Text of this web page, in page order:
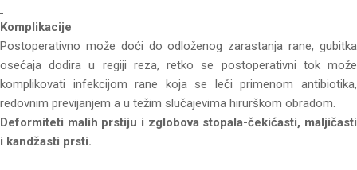
Komplikacije
Postoperativno može doći do odloženog zarastanja rane, gubitka
osećaja dodira u regiji reza, retko se postoperativni tok može
komplikovati infekcijom rane koja se leči primenom antibiotika,
redovnim previjanjem a u težim slučajevima hirurškom obradom.
Deformiteti malih prstiju i zglobova stopala-čekićasti, maljičasti
i kandžasti prsti.